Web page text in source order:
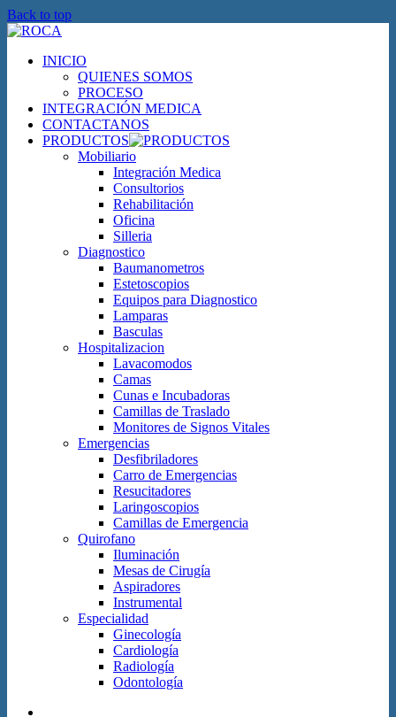
Back to top
INICIO
QUIENES SOMOS
PROCESO
INTEGRACIÓN MEDICA
CONTACTANOS
PRODUCTOS
Mobiliario
Integración Medica
Consultorios
Rehabilitación
Oficina
Silleria
Diagnostico
Baumanometros
Estetoscopios
Equipos para Diagnostico
Lamparas
Basculas
Hospitalizacion
Lavacomodos
Camas
Cunas e Incubadoras
Camillas de Traslado
Monitores de Signos Vitales
Emergencias
Desfibriladores
Carro de Emergencias
Resucitadores
Laringoscopios
Camillas de Emergencia
Quirofano
Iluminación
Mesas de Cirugía
Aspiradores
Instrumental
Especialidad
Ginecología
Cardiología
Radiología
Odontología